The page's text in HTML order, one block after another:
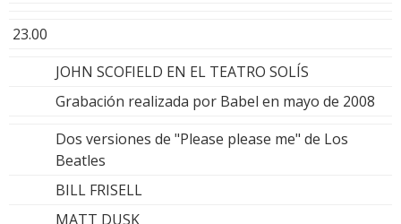
23.00
JOHN SCOFIELD EN EL TEATRO SOLÍS
Grabación realizada por Babel en mayo de 2008
Dos versiones de "Please please me" de Los
Beatles
BILL FRISELL
MATT DUSK